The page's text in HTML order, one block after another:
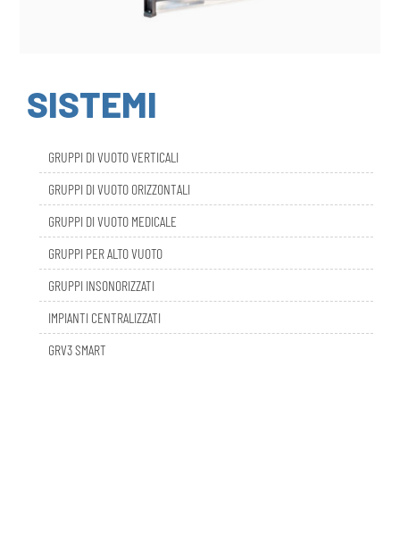
SISTEMI
GRUPPI DI VUOTO ORIZZONTALI
GRUPPI DI VUOTO MEDICALE
GRUPPI PER ALTO VUOTO
GRUPPI INSONORIZZATI
IMPIANTI CENTRALIZZATI
GRV3 SMART